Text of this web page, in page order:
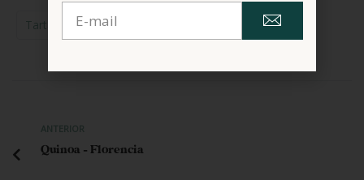
Tarta De Queso
ANTERIOR
Quinoa – Florencia